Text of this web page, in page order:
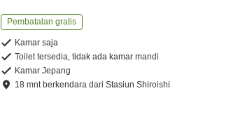
Pembatalan gratis
Kamar saja
Toilet tersedia, tidak ada kamar mandi
Kamar Jepang
18 mntberkendara dariStasiun Shiroishi